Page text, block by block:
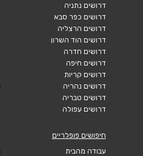
דרושים נתניה
דרושים כפר סבא
דרושים הרצליה
דרושים הוד השרון
דרושים חדרה
דרושים חיפה
דרושים קריות
דרושים נהריה
דרושים טבריה
דרושים עפולה
חיפושים פופלריים
עבודה מהבית